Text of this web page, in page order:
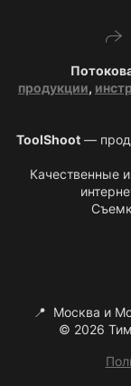
продукции,
ToolShoot —
Качественные
📍 Москва и
© 2026